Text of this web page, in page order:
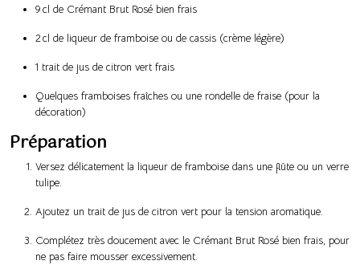
9 cl de Crémant Brut Rosé bien frais
2 cl de liqueur de framboise ou de cassis (crème légère)
1 trait de jus de citron vert frais
Quelques framboises fraîches ou une rondelle de fraise (pour la
décoration)
Préparation
Versez délicatement la liqueur de framboise dans une flûte ou un verre
tulipe.
Ajoutez un trait de jus de citron vert pour la tension aromatique.
Complétez très doucement avec le Crémant Brut Rosé bien frais, pour
ne pas faire mousser excessivement.